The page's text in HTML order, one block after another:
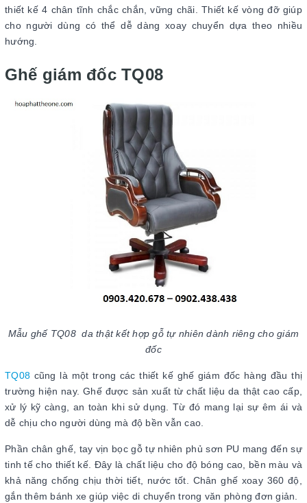
thiết kế 4 chân tĩnh chắc chắn, vững chãi. Thiết kế vòng đỡ giúp
cho người dùng có thể dễ dàng xoay chuyển dựa theo nhiều
hướng.
Ghế giám đốc TQ08
Mẫu ghế TQ08 da thật kết hợp gỗ tự nhiên dành riêng cho giám
đốc
TQ08 cũng là một trong các thiết kế ghế giám đốc hàng đầu thị
trường hiện nay. Ghế được sản xuất từ chất liệu da thật cao cấp,
xử lý kỹ càng, an toàn khi sử dụng. Từ đó mang lại sự êm ái và
dễ chịu cho người dùng mà độ bền vẫn cao.
Phần chân ghế, tay vịn bọc gỗ tự nhiên phủ sơn PU mang đến sự
tinh tế cho thiết kế. Đây là chất liệu cho độ bóng cao, bền màu và
khả năng chống chịu thời tiết, nước tốt. Chân ghế xoay 360 độ,
gắn thêm bánh xe giúp việc di chuyển trong văn phòng đơn giản.